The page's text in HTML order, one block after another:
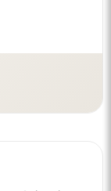
auf